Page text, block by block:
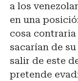
a los
en una
cosa
sacarían de
salir de este
pretende